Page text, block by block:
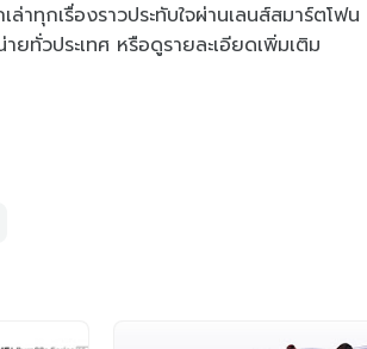
าทุกเรื่องราวประทับใจผ่านเลนส์สมาร์ตโฟน
ทั่วประเทศ หรือดูรายละเอียดเพิ่มเติม